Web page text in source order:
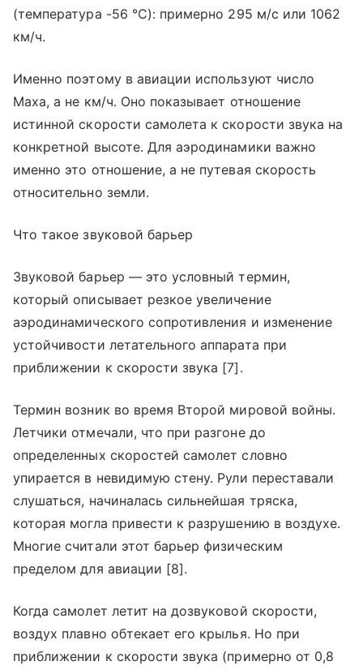
(температура -56 °C): примерно 295 м/с или 1062
км/ч.
Именно поэтому в авиации используют число
Маха, а не км/ч. Оно показывает отношение
истинной скорости самолета к скорости звука на
конкретной высоте. Для аэродинамики важно
именно это отношение, а не путевая скорость
относительно земли.
Что такое звуковой барьер
Звуковой барьер — это условный термин,
который описывает резкое увеличение
аэродинамического сопротивления и изменение
устойчивости летательного аппарата при
приближении к скорости звука [7].
Термин возник во время Второй мировой войны.
Летчики отмечали, что при разгоне до
определенных скоростей самолет словно
упирается в невидимую стену. Рули переставали
слушаться, начиналась сильнейшая тряска,
которая могла привести к разрушению в воздухе.
Многие считали этот барьер физическим
пределом для авиации [8].
Когда самолет летит на дозвуковой скорости,
воздух плавно обтекает его крылья. Но при
приближении к скорости звука (примерно от 0,8